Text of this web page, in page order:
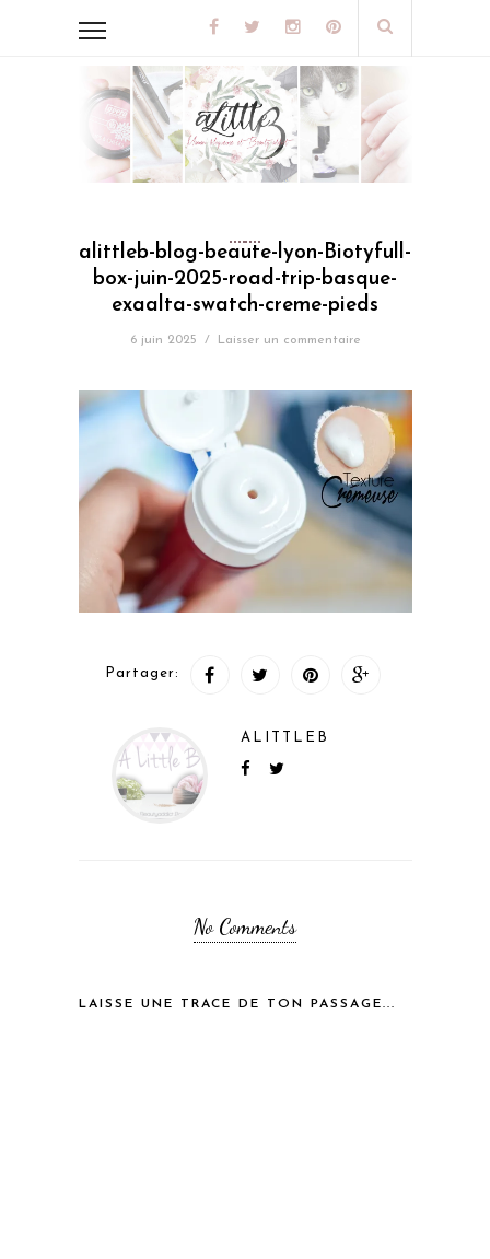
alittleb-blog-beaute-lyon-Biotyfull-
box-juin-2025-road-trip-basque-
exaalta-swatch-creme-pieds
6 juin 2025 / Laisser un commentaire
Partager:
ALITTLEB
No Comments
LAISSE UNE TRACE DE TON PASSAGE...